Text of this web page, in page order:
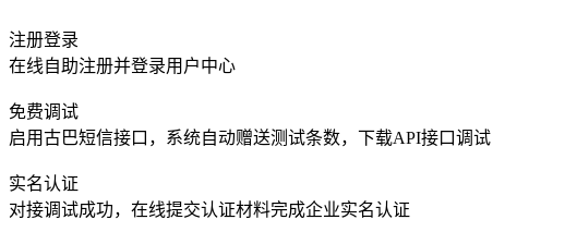
注册登录
在线自助注册并登录用户中心
免费调试
启用古巴短信接口，系统自动赠送测试条数，下载API接口调试
实名认证
对接调试成功，在线提交认证材料完成企业实名认证